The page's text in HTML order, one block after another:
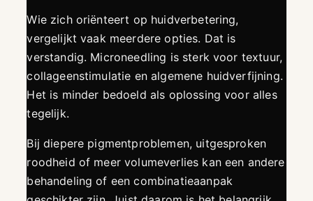
Wie zich oriënteert op huidverbetering,
vergelijkt vaak meerdere opties. Dat is
verstandig. Microneedling is sterk voor textuur,
collageenstimulatie en algemene huidverfijning.
Het is minder bedoeld als oplossing voor alles
tegelijk.
Bij diepere pigmentproblemen, uitgesproken
roodheid of meer volumeverlies kan een andere
behandeling of een combinatieaanpak